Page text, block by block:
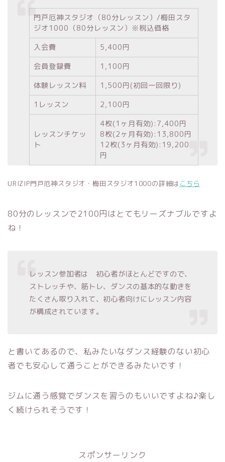
門戸厄神スタジオ（80分レッスン）/梅田スタ
ジオ1000（80分レッスン）※税込価格
入会費
5,400円
会員登録費
1,100円
体験レッスン料
1,500円(初回一回限り)
1レッスン
2,100円
レッスンチケッ
ト
4枚(1ヶ月有効):7,400円
8枚(2ヶ月有効):13,800円
12枚(3ヶ月有効):19,200
円
URIZIP門戸厄神スタジオ・梅田スタジオ1000の詳細は こちら
80分のレッスンで2100円はとてもリーズナブルですよ
ね！
レッスン参加者は 初心者がほとんどですので、
ストレッチや、筋トレ、ダンスの基本的な動きを
たくさん取り入れて、初心者向けにレッスン内容
が構成されています。
と書いてあるので、私みたいなダンス経験のない初心
者でも安心して通うことができるみたいです！
ジムに通う感覚でダンスを習うのもいいですよね♪楽し
く続けられそうです！
スポンサーリンク